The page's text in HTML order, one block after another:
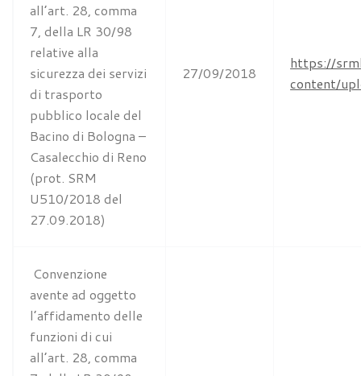
all’art. 28, comma
7, della LR 30/98
relative alla
sicurezza dei servizi
di trasporto
pubblico locale del
Bacino di Bologna –
Casalecchio di Reno
(prot. SRM
U510/2018 del
27.09.2018)
27/09/2018
https://
content/
Convenzione
avente ad oggetto
l’affidamento delle
funzioni di cui
all’art. 28, comma